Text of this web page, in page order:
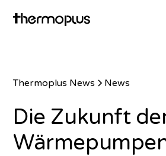
Thermoplus News News
Die Zukunft